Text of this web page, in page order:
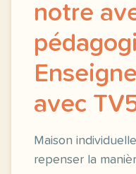
notre
avec
Maison
repenser la